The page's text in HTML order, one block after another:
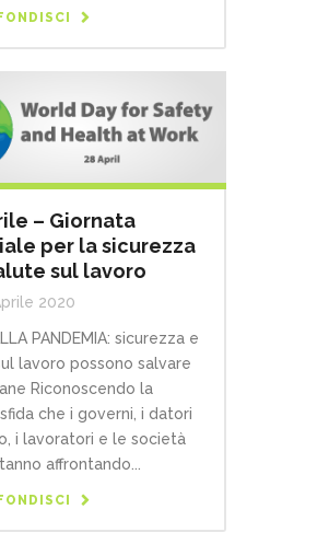
– Giornata
per la sicurezza
sul lavoro
2020
PANDEMIA: sicurezza e
lavoro possono salvare
Riconoscendo la
che i governi, i datori
i lavoratori e le società
affrontando...